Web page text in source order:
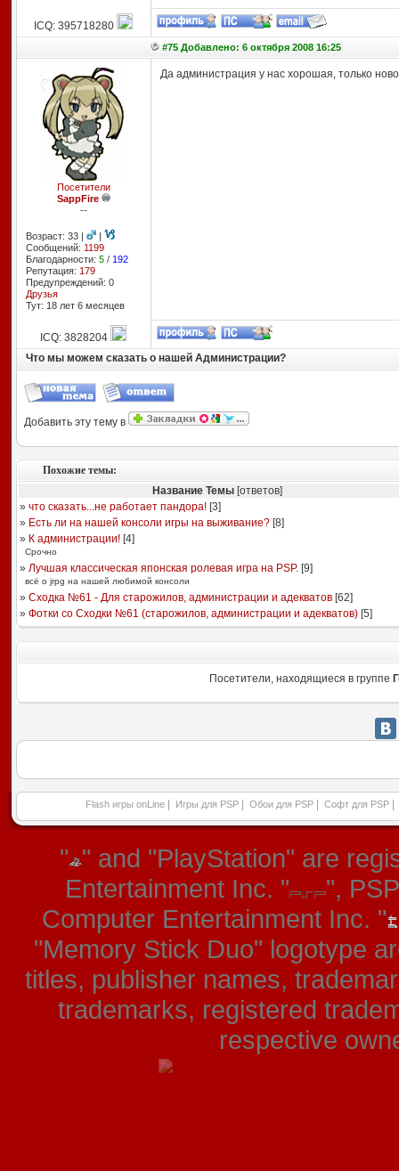
ICQ: 395718280
#75 Добавлено: 6 октября 2008 16:25
Посетители
SappFire
--
Возраст: 33 |
|
Сообщений: 1199
Благодарности: 5/ 192
Репутация: 179
Предупреждений: 0
Друзья
Тут: 18 лет 6 месяцев
Да администрация у нас хорошая, только
ICQ: 3828204
Что мы можем сказать о нашей Администрации?
Добавить эту тему в
Похожие темы:
Название Темы [ответов]
» что сказать...не работает пандора![3]
» Есть ли на нашей консоли игры на выживание?[8]
» К администрации![4]
Срочно
» Лучшая классическая японская ролевая игра на PSP.[9]
всё о jrpg на нашей любимой консоли
» Сходка №61 - Для старожилов, администрации и адекватов[62]
» Фотки со Сходки №61 (старожилов, администрации и адекватов)[5]
Посетители, находящиеся в группе
Flash игры onLine Игры для PSP Обои для PSP Софт для PSP
" " and "PlayStation" are
Entertainment Inc. "
",
Computer Entertainment Inc. "
"Memory Stick Duo" logotype
titles, publisher names,
trademarks, registered
respective